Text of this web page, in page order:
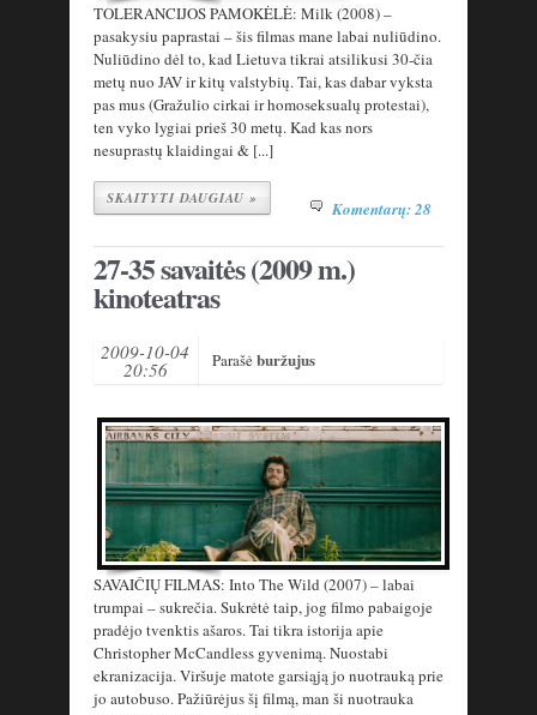
TOLERANCIJOS PAMOKĖLĖ: Milk (2008) –
pasakysiu paprastai – šis filmas mane labai nuliūdino.
Nuliūdino dėl to, kad Lietuva tikrai atsilikusi 30-čia
metų nuo JAV ir kitų valstybių. Tai, kas dabar vyksta
pas mus (Gražulio cirkai ir homoseksualų protestai),
ten vyko lygiai prieš 30 metų. Kad kas nors
nesuprastų klaidingai & [...]
SKAITYTI DAUGIAU » Komentarų: 28
27-35 savaitės (2009 m.)
kinoteatras
2009-10-04
20:56 Parašėburžujus
SAVAIČIŲ FILMAS: Into The Wild (2007) – labai
trumpai – sukrečia. Sukrėtė taip, jog filmo pabaigoje
pradėjo tvenktis ašaros. Tai tikra istorija apie
Christopher McCandless gyvenimą. Nuostabi
ekranizacija. Viršuje matote garsiąją jo nuotrauką prie
jo autobuso. Pažiūrėjus šį filmą, man ši nuotrauka